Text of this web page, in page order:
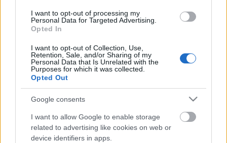
I want to opt-out of processing my
Personal Data for Targeted Advertising.
Opted In
I want to opt-out of Collection, Use,
Retention, Sale, and/or Sharing of my
Personal Data that Is Unrelated with the
Purposes for which it was collected.
Opted Out
Google consents
I want to allow Google to enable storage
related to advertising like cookies on web or
device identifiers in apps.
tettem meg mindent érted. Beengedem az ördögöt a
házba. Nyitva látám a mennyország kapuját. A
temetőben, tudományos bajusz, digitális eső és szél.
A Recorder új…